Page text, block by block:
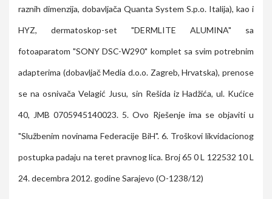
raznih dimenzija, dobavljača Quanta System S.p.o. Italija), kao i
HYZ, dermatoskop-set "DERMLITE ALUMINA" sa
fotoaparatom "SONY DSC-W290" komplet sa svim potrebnim
adapterima (dobavljač Media d.o.o. Zagreb, Hrvatska), prenose
se na osnivača Velagić Jusu, sin Rešida iz Hadžića, ul. Kućice
40, JMB 0705945140023. 5. Ovo Rješenje ima se objaviti u
"Službenim novinama Federacije BiH". 6. Troškovi likvidacionog
postupka padaju na teret pravnog lica. Broj 65 0 L 122532 10 L
24. decembra 2012. godine Sarajevo (O-1238/12)